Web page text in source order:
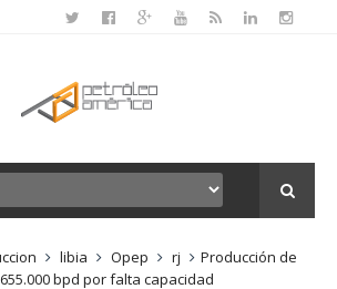
libia Opep rj
Producción de
bpd por falta capacidad